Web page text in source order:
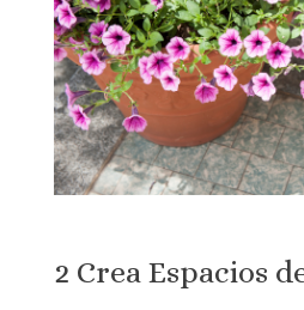
2 Crea Espacios